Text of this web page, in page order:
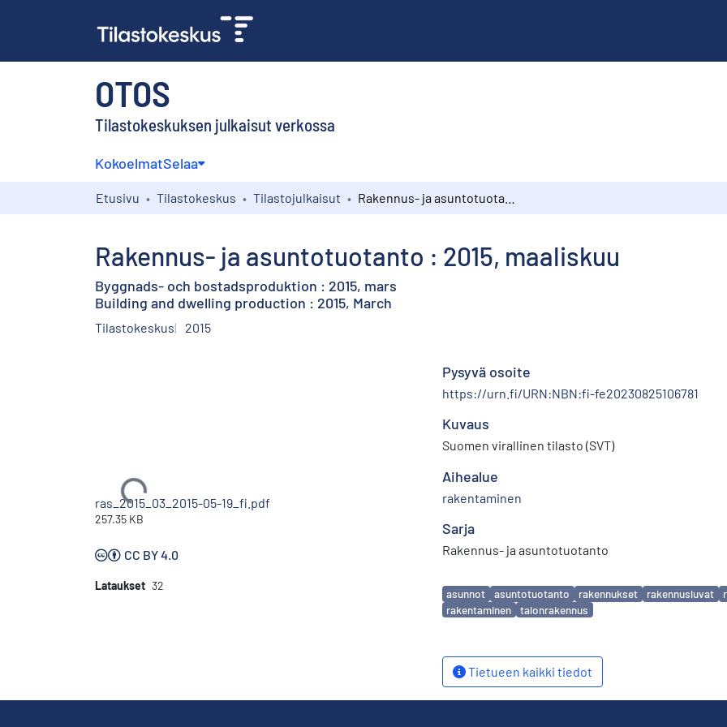
OTOS
Tilastokeskuksen julkaisut verkossa
KokoelmatSelaa
Etusivu Tilastokeskus Tilastojulkaisut
Rakennus- ja asuntotuotanto : 2015, maaliskuu
Byggnads- och bostadsproduktion : 2015, mars
Building and dwelling production : 2015, March
Tilastokeskus 2015
Ladataan...
ras_2015_03_2015-05-19_fi.pdf
257.35 KB
CC BY 4.0
Lataukset 32
Pysyvä osoite
https://urn.fi/URN:NBN:fi-fe20230825106781
Kuvaus
Suomen virallinen tilasto (SVT)
Aihealue
rakentaminen
Sarja
Rakennus- ja asuntotuotanto
Avainsanat
asunnot asuntotuotanto rakennukset rakennusluvat
rakentaminen
talonrakennus
Tietueen kaikki tiedot